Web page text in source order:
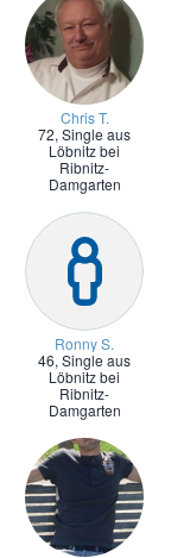
Chris T.
72, Single aus
Löbnitz bei
Ribnitz-
Damgarten
Ronny S.
46, Single aus
Löbnitz bei
Ribnitz-
Damgarten